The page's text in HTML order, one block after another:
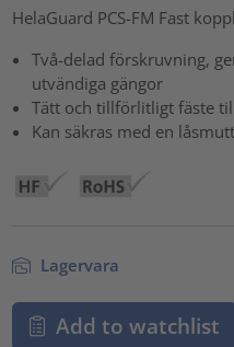
HelaGuard PCS-FM Fast
Två-delad förskruvning,
utvändiga gängor
Tätt och tillförlitligt fäste
Kan säkras med en
Lagervara
Add to watchlist